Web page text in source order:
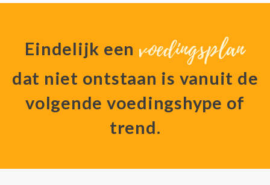
Eindelijk een voedingsplan
dat niet ontstaan is vanuit de
volgende voedingshype of
trend.